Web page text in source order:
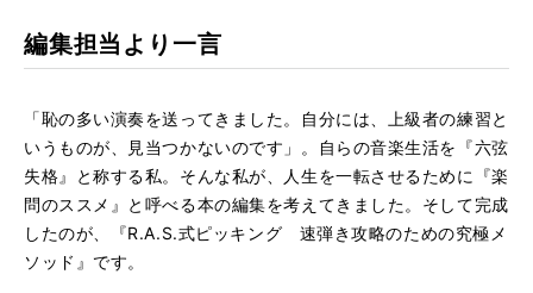
編集担当より一言
「恥の多い演奏を送ってきました。自分には、上級者の練習と
いうものが、見当つかないのです」。自らの音楽生活を『六弦
失格』と称する私。そんな私が、人生を一転させるために『楽
問のススメ』と呼べる本の編集を考えてきました。そして完成
したのが、『R.A.S.式ピッキング 速弾き攻略のための究極メ
ソッド』です。